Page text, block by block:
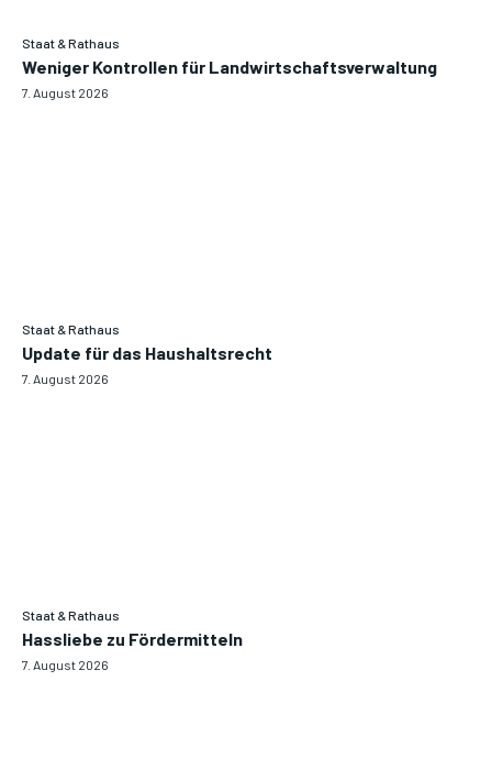
Staat & Rathaus
Weniger Kontrollen für Landwirtschaftsverwaltung
7. August 2026
Staat & Rathaus
Update für das Haushaltsrecht
7. August 2026
Staat & Rathaus
Hassliebe zu Fördermitteln
7. August 2026